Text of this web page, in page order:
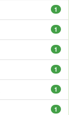
1
1
1
1
1
1